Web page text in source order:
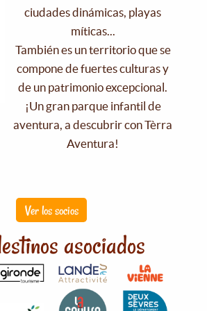
ciudades dinámicas, playas
míticas...
También es un territorio que se
compone de fuertes culturas y
de un patrimonio excepcional.
¡Un gran parque infantil de
aventura, a descubrir con Tèrra
Aventura!
Ver los socios
asociados